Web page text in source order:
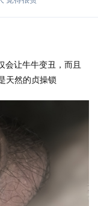
会让牛牛变丑，而且
天然的贞操锁